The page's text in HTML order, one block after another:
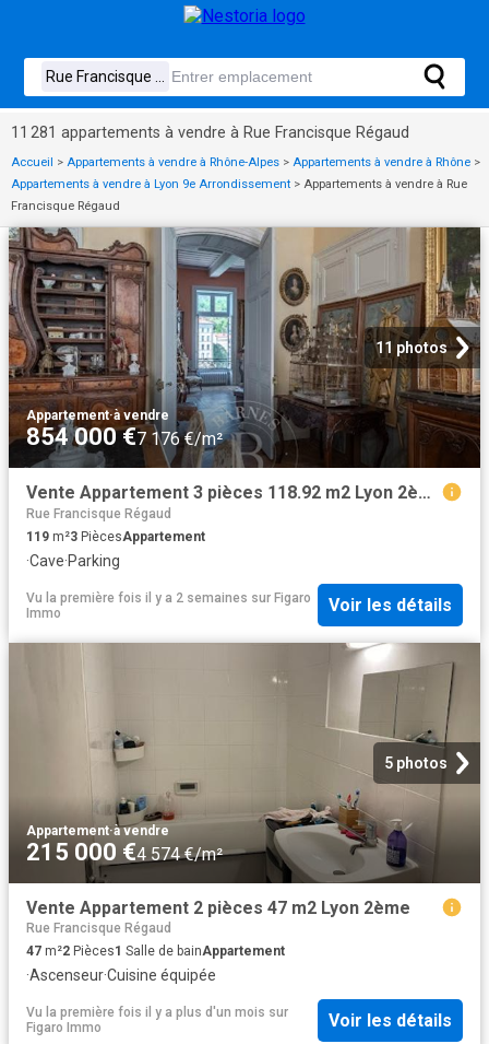
11 281 appartements à vendre à Rue Francisque Régaud
Accueil > Appartements à vendre à Rhône-Alpes > Appartements à vendre à Rhône >
Appartements à vendre à Lyon 9e Arrondissement > Appartements à vendre à Rue
Francisque Régaud
11 photos
Appartement·à vendre
854 000 €7 176 €/m²
Vente Appartement 3 pièces 118.92 m2 Lyon 2ème
Rue Francisque Régaud
119 m²3 PiècesAppartement
·Cave·Parking
Vu la première fois il y a 2 semaines sur Figaro
Immo
Voir les détails
5 photos
Appartement·à vendre
215 000 €4 574 €/m²
Vente Appartement 2 pièces 47 m2 Lyon 2ème
Rue Francisque Régaud
47 m²2 Pièces1 Salle de bainAppartement
·Ascenseur·Cuisine équipée
Vu la première fois il y a plus d'un mois sur
Figaro Immo
Voir les détails